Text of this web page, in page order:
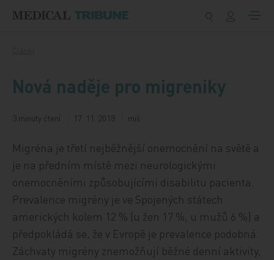
Nová naděje pro migreniky
3 minuty čtení 17. 11. 2018 miš
Migréna je třetí nejběžnější onemocnění na světě a
je na předním místě mezi neurologickými
onemocněními způsobujícími disabilitu pacienta.
Prevalence migrény je ve Spojených státech
amerických kolem 12 % (u žen 17 %, u mužů 6 %) a
předpokládá se, že v Evropě je prevalence podobná.
Záchvaty migrény znemožňují běžné denní aktivity,